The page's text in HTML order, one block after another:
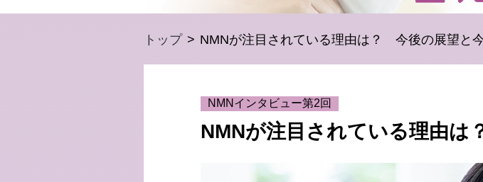
トップ NMNが注目されている理由は？ 今後の展望と
NMNインタビュー第2回
NMNが注目されている理由